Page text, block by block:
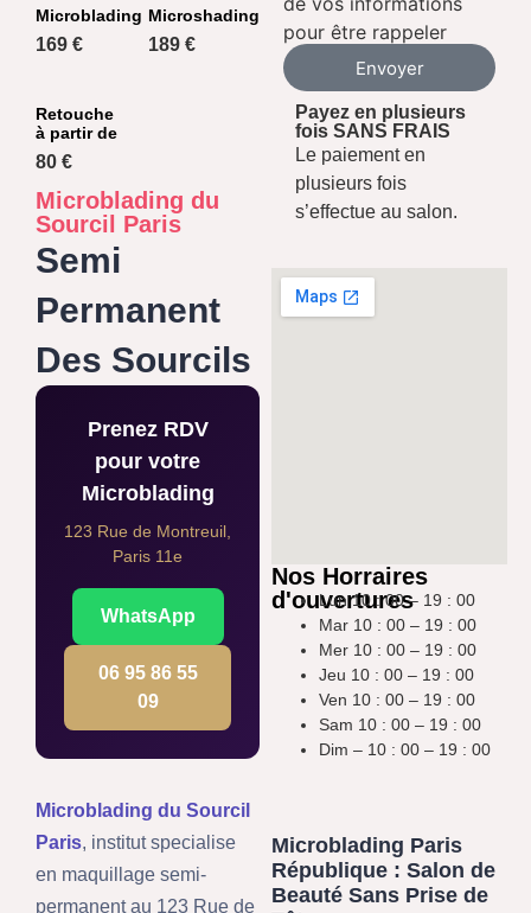
Microblading
169 €
Microshading
189 €
Retouche
à partir de
80 €
Microblading du
Sourcil Paris
Semi
Permanent
Des Sourcils
Prenez RDV
pour votre
Microblading
123 Rue de Montreuil,
Paris 11e
WhatsApp
06 95 86 55
09
Microblading du Sourcil
Paris, institut specialise
en maquillage semi-
permanent au 123 Rue de
pour être rappeler
Envoyer
Payez en plusieurs
fois SANS FRAIS
Le paiement en
plusieurs fois
s’effectue au salon.
Nos Horraires
d'ouvertures
Lun 10 : 00 – 19 : 00
Mar 10 : 00 – 19 : 00
Mer 10 : 00 – 19 : 00
Jeu 10 : 00 – 19 : 00
Ven 10 : 00 – 19 : 00
Sam 10 : 00 – 19 : 00
Dim – 10 : 00 – 19 : 00
Microblading Paris
République : Salon de
Beauté Sans Prise de